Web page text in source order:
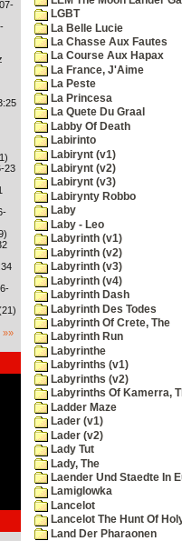
23
»»
LGBT
La Belle Lucie
La Chasse Aux Fautes
La Course Aux Hapax
La France, J'Aime
La Peste
La Princesa
La Quete Du Graal
Labby Of Death
Labirinto
Labirynt (v1)
Labirynt (v2)
Labirynt (v3)
Labirynty Robbo
Laby
Laby - Leo
Labyrinth (v1)
Labyrinth (v2)
Labyrinth (v3)
Labyrinth (v4)
Labyrinth Dash
Labyrinth Des Todes
Labyrinth Of Crete, The
Labyrinth Run
Labyrinthe
Labyrinths (v1)
Labyrinths (v2)
Labyrinths Of Kamerra,
Ladder Maze
Lader (v1)
Lader (v2)
Lady Tut
Lady, The
Laender Und Staedte In
Lamiglowka
Lancelot
Lancelot The Hunt Of
Land Der Pharaonen